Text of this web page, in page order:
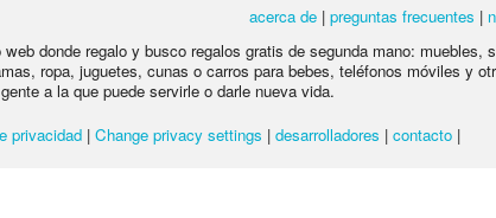
acerca de | preguntas frecuentes |
donde regalo y busco regalos gratis de segunda mano:
ropa, juguetes, cunas o carros para bebes, teléfonos móviles y
a la que puede servirle o darle nueva vida.
privacidad | Change privacy settings | desarrolladores | contacto |